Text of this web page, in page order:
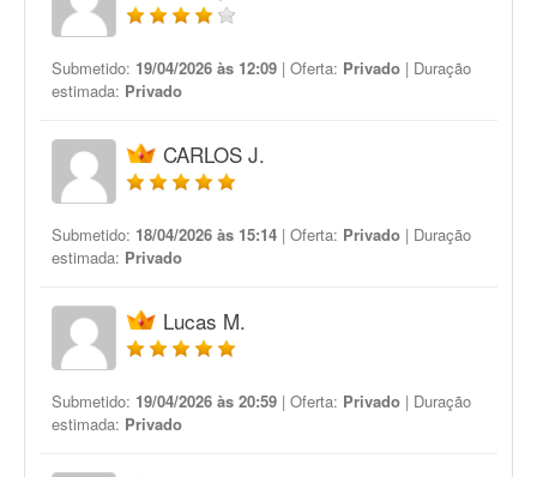
Submetido: 19/04/2026 às 12:09 | Oferta: Privado | Duração
estimada: Privado
CARLOS J.
Submetido: 18/04/2026 às 15:14 | Oferta: Privado | Duração
estimada: Privado
Lucas M.
Submetido: 19/04/2026 às 20:59 | Oferta: Privado | Duração
estimada: Privado